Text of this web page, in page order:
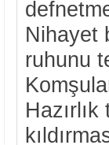
Nihayet
ruhunu